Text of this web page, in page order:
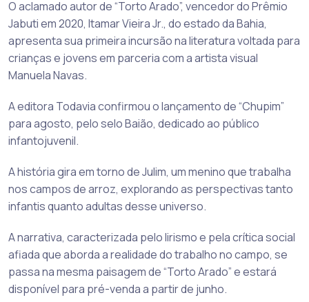
O aclamado autor de “Torto Arado”, vencedor do Prêmio
Jabuti em 2020, Itamar Vieira Jr., do estado da Bahia,
apresenta sua primeira incursão na literatura voltada para
crianças e jovens em parceria com a artista visual
Manuela Navas.
A editora Todavia confirmou o lançamento de “Chupim”
para agosto, pelo selo Baião, dedicado ao público
infantojuvenil.
A história gira em torno de Julim, um menino que trabalha
nos campos de arroz, explorando as perspectivas tanto
infantis quanto adultas desse universo.
A narrativa, caracterizada pelo lirismo e pela crítica social
afiada que aborda a realidade do trabalho no campo, se
passa na mesma paisagem de “Torto Arado” e estará
disponível para pré-venda a partir de junho.